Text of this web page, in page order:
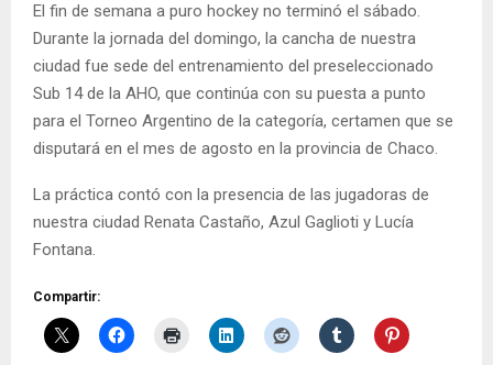
El fin de semana a puro hockey no terminó el sábado.
Durante la jornada del domingo, la cancha de nuestra
ciudad fue sede del entrenamiento del preseleccionado
Sub 14 de la AHO, que continúa con su puesta a punto
para el Torneo Argentino de la categoría, certamen que se
disputará en el mes de agosto en la provincia de Chaco.
La práctica contó con la presencia de las jugadoras de
nuestra ciudad Renata Castaño, Azul Gaglioti y Lucía
Fontana.
Compartir: